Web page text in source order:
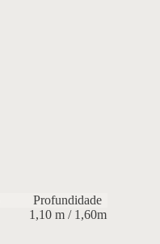
Profundidade
1,10 m / 1,60m